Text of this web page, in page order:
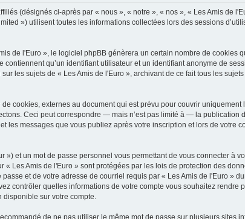
(désignés ci-après par « nous », « notre », « nos », « Les Amis de
») utilisent toutes les informations collectées lors des sessions
de l'Euro », le logiciel phpBB génèrera un certain nombre de cookies
qu’un identifiant utilisateur et un identifiant anonyme de
les sujets de « Les Amis de l'Euro », archivant de ce fait tous les
cookies, externes au document qui est prévu pour couvrir uniquement
Ceci peut correspondre — mais n’est pas limité à — la publication
les messages que vous publiez après votre inscription et lors de votre
et un mot de passe personnel vous permettant de vous connecter à
Les Amis de l'Euro » sont protégées par les lois de protection des
et de votre adresse de courriel requis par « Les Amis de l'Euro »
contrôler quelles informations de votre compte vous souhaitez rendre
sur votre compte.
de ne pas utiliser le même mot de passe sur plusieurs sites